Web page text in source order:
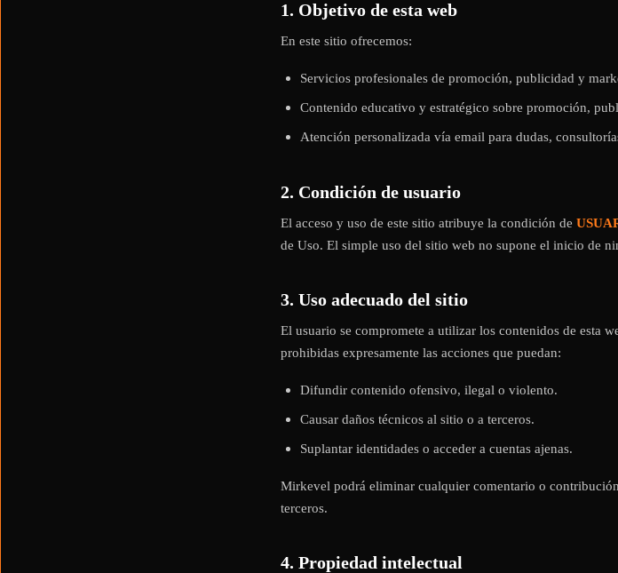
1. Objetivo de esta web
En este sitio ofrecemos:
Servicios profesionales de promoción, publicidad y
Contenido educativo y estratégico sobre promoción,
Atención personalizada vía email para dudas,
2. Condición de usuario
El acceso y uso de este sitio atribuye la condición de
de Uso. El simple uso del sitio web no supone el inicio de
3. Uso adecuado del sitio
El usuario se compromete a utilizar los contenidos de esta
prohibidas expresamente las acciones que puedan:
Difundir contenido ofensivo, ilegal o violento.
Causar daños técnicos al sitio o a terceros.
Suplantar identidades o acceder a cuentas ajenas.
Mirkevel podrá eliminar cualquier comentario o
terceros.
4. Propiedad intelectual